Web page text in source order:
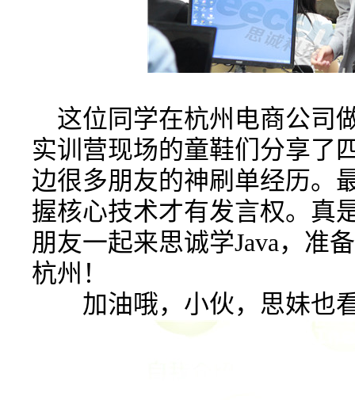
这位同学在杭州电商公司
实训营现场的童鞋们分享了
边很多朋友的神刷单经历。
握核心技术才有发言权。真
朋友一起来思诚学Java，准
杭州！
加油哦，小伙，思妹也